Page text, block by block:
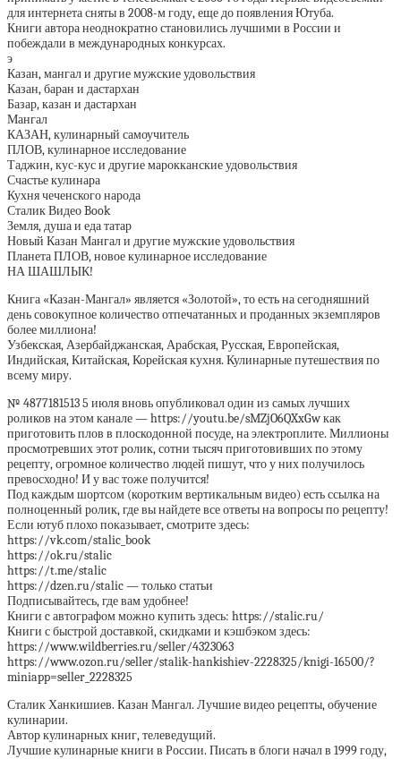
для интернета сняты в 2008-м году, еще до появления Ютуба.
Книги автора неоднократно становились лучшими в России и
побеждали в международных конкурсах.
э
Казан, мангал и другие мужские удовольствия
Казан, баран и дастархан
Базар, казан и дастархан
Мангал
КАЗАН, кулинарный самоучитель
ПЛОВ, кулинарное исследование
Таджин, кус-кус и другие марокканские удовольствия
Счастье кулинара
Кухня чеченского народа
Сталик Видео Book
Земля, душа и еда татар
Новый Казан Мангал и другие мужские удовольствия
Планета ПЛОВ, новое кулинарное исследование
НА ШАШЛЫК!
Книга «Казан-Мангал» является «Золотой», то есть на сегодняшний
день совокупное количество отпечатанных и проданных экземпляров
более миллиона!
Узбекская, Азербайджанская, Арабская, Русская, Европейская,
Индийская, Китайская, Корейская кухня. Кулинарные путешествия по
всему миру.
№ 4877181513 5 июля вновь опубликовал один из самых лучших
роликов на этом канале — https://youtu.be/sMZjO6QXxGw как
приготовить плов в плоскодонной посуде, на электроплите. Миллионы
просмотревших этот ролик, сотни тысяч приготовивших по этому
рецепту, огромное количество людей пишут, что у них получилось
превосходно! И у вас тоже получится!
Под каждым шортсом (коротким вертикальным видео) есть ссылка на
полноценный ролик, где вы найдете все ответы на вопросы по рецепту!
Если ютуб плохо показывает, смотрите здесь:
https://vk.com/stalic_book
https://ok.ru/stalic
https://t.me/stalic
https://dzen.ru/stalic — только статьи
Подписывайтесь, где вам удобнее!
Книги c автографом можно купить здесь: https://stalic.ru/
Книги с быстрой доставкой, скидками и кэшбэком здесь:
https://www.wildberries.ru/seller/4323063
https://www.ozon.ru/seller/stalik-hankishiev-2228325/knigi-16500/?
miniapp=seller_2228325
Сталик Ханкишиев. Казан Мангал. Лучшие видео рецепты, обучение
кулинарии.
Автор кулинарных книг, телеведущий.
Лучшие кулинарные книги в России. Писать в блоги начал в 1999 году,